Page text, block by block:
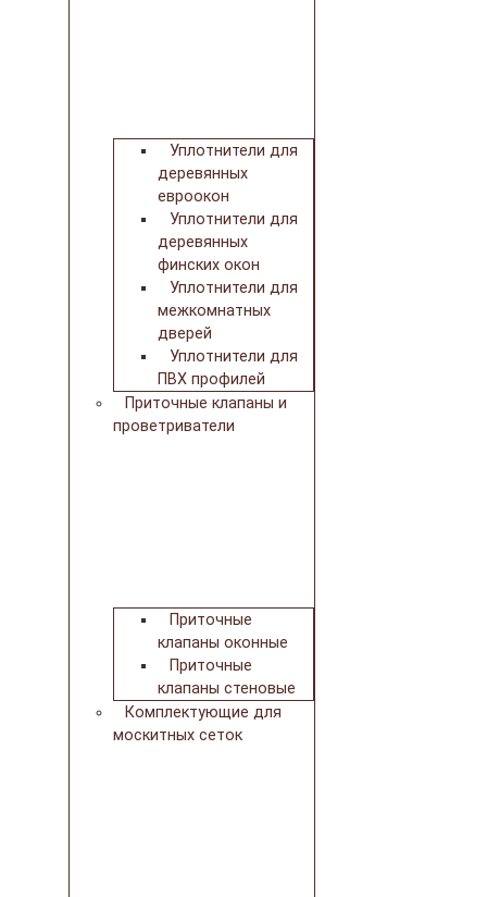
Уплотнители для
деревянных
евроокон
Уплотнители для
деревянных
финских окон
Уплотнители для
межкомнатных
дверей
Уплотнители для
ПВХ профилей
Приточные клапаны и
проветриватели
Приточные
клапаны оконные
Приточные
клапаны стеновые
Комплектующие для
москитных сеток